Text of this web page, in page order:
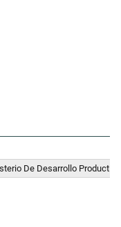
De Desarrollo Productivo